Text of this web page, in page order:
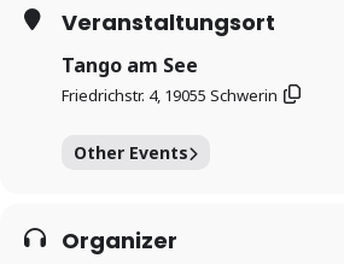
Veranstaltungsort
Tango am See
Friedrichstr. 4, 19055 Schwerin
Other Events
Organizer